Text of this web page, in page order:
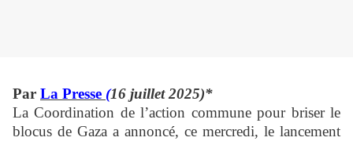
Par La Presse (16 juillet 2025)*
La Coordination de l’action commune pour briser le
blocus de Gaza a annoncé, ce mercredi, le lancement